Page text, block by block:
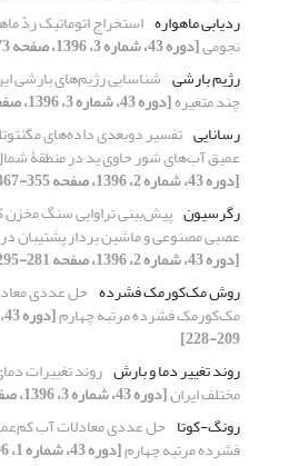
ردیابی ماهواره استخراج اتوماتیک ردّ
نجومی[دوره 43، شماره 3، 1396، صفحه 473-487]
رژیم بارشی شناسایی رژیم‌های بارشی
چند متغیره[دوره 43، شماره 3، 1396، صفحه 673-695]
رسانایی تفسیر دوبعدی داده‌های
عمیق آب‌های شور حاوی ید در منطقۀ
[دوره 43، شماره 2، 1396، صفحه 355-367]
رگرسیون پیش‌بینی تراوایی سنگ مخزن
عصبی مصنوعی و ماشین بردار پشتیبان در
[دوره 43، شماره 2، 1396، صفحه 281-295]
روش مک‌کورمک فشرده حل عددی
مک‌کورمک فشرده مرتبه چهارم
209-228]
روند تغییر دما و بارش روند تغییرات
مختلف ایران[دوره 43، شماره 3، 1396، صفحه 569-584]
رونگ-کوتا حل عددی معادلات آب
فشرده مرتبه چهارم[دوره 43، شماره 1، 1396، صفحه 209-228]